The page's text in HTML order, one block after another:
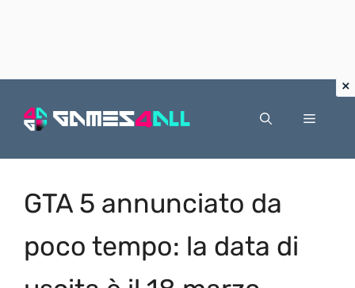
Menu
GTA 5 annunciato da
poco tempo: la data di